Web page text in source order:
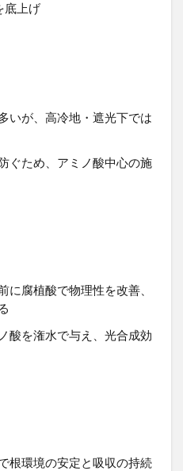
底上げ
いが、高冷地・遮光下では
ぐため、アミノ酸中心の施
に腐植酸で物理性を改善、
酸を潅水で与え、光合成効
根環境の安定と吸収の持続